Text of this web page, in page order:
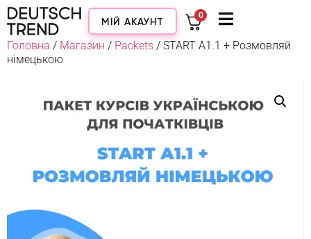
МІЙ АКАУНТ
0
Головна / Магазин / Packets / START А1.1 + Розмовляй
нiмецькою